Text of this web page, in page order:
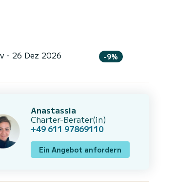
- 26 Dez 2026 -9%
Anastassia
Charter-Berater(in)
+49 611 97869110
Ein Angebot anfordern